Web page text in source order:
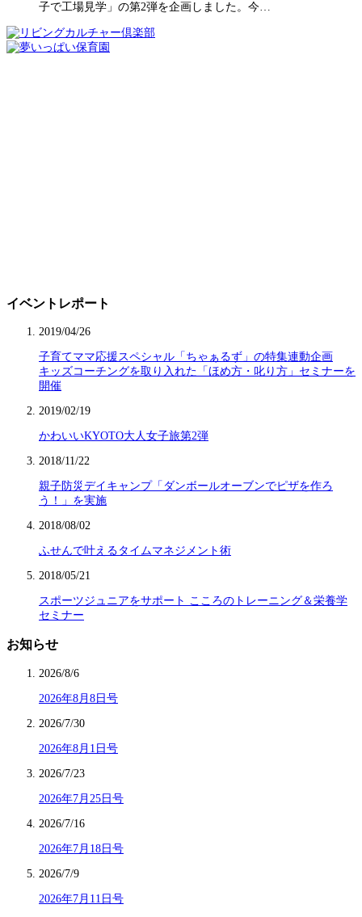
子で工場見学」の第2弾を企画しました。今…
イベントレポート
2019/04/26
子育てママ応援スペシャル「ちゃぁるず」の特集連動企画
キッズコーチングを取り入れた「ほめ方・叱り方」セミナーを
開催
2019/02/19
かわいいKYOTO大人女子旅第2弾
2018/11/22
親子防災デイキャンプ「ダンボールオーブンでピザを作ろ
う！」を実施
2018/08/02
ふせんで叶えるタイムマネジメント術
2018/05/21
スポーツジュニアをサポート こころのトレーニング＆栄養学
セミナー
お知らせ
2026/8/6
2026年8月8日号
2026/7/30
2026年8月1日号
2026/7/23
2026年7月25日号
2026/7/16
2026年7月18日号
2026/7/9
2026年7月11日号